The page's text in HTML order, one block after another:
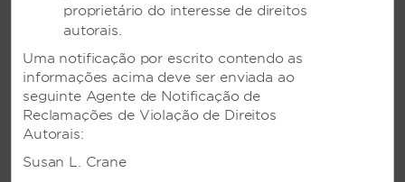
Equipe treinada no serviço para hóspedes com
mobilidade reduzida
Degraus/escadas com corrimãos
Elevadores acessível para cadeirantes
Business Center
proprietário do interesse de direitos
autorais.
Uma notificação por escrito contendo as
informações acima deve ser enviada ao
seguinte Agente de Notificação de
Reclamações de Violação de Direitos
Autorais:
Susan L. Crane